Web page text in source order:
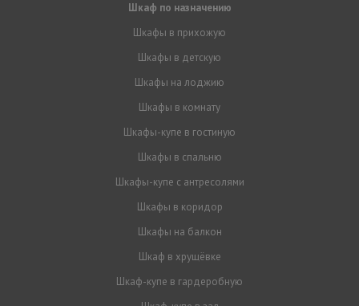
Шкаф по назначению
Шкафы в прихожую
Шкафы в детскую
Шкафы на лоджию
Шкафы в комнату
Шкафы-купе в гостиную
Шкафы в спальню
Шкафы-купе с антресолями
Шкафы в коридор
Шкафы на балкон
Шкаф в хрущёвке
Шкаф-купе в гардеробную